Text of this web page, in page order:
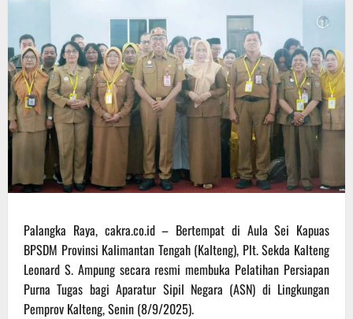
Palangka Raya, cakra.co.id – Bertempat di Aula Sei Kapuas
BPSDM Provinsi Kalimantan Tengah (Kalteng), Plt. Sekda Kalteng
Leonard S. Ampung secara resmi membuka Pelatihan Persiapan
Purna Tugas bagi Aparatur Sipil Negara (ASN) di Lingkungan
Pemprov Kalteng, Senin (8/9/2025).